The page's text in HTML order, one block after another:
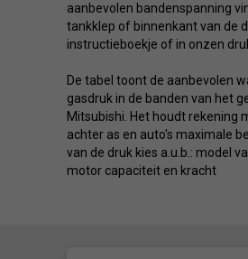
aanbevolen bandenspanning
tankklep of binnenkant van de
instructieboekje of in onzen
De tabel toont de aanbevolen
gasdruk in de banden van het
Mitsubishi. Het houdt rekening
achter as en auto's maximale
van de druk kies a.u.b.: model
motor capaciteit en kracht